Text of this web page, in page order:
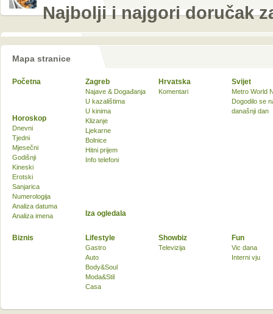
Najbolji i najgori doručak
Mapa stranice
Početna Zagreb
Najave & Događanja
U kazalištima
U kinima
Klizanje
Ljekarne
Bolnice
Hitni prijem
Info telefoni
Hrvatska
Komentari
Svijet
Metro World
Dogodilo se
današnji dan
Biznis Lifestyle
Gastro
Auto
Body&Soul
Moda&Stil
Casa
Showbiz
Televizija
Fun
Vic dana
Interni vju
Horoskop
Dnevni
Tjedni
Mjesečni
Godišnji
Kineski
Erotski
Sanjarica
Numerologija
Analiza datuma
Analiza imena
Iza ogledala